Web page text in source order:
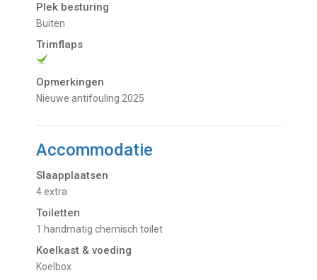
Plek besturing
Buiten
Trimflaps
Opmerkingen
Nieuwe antifouling 2025
Accommodatie
Slaapplaatsen
4 extra
Toiletten
1 handmatig chemisch toilet
Koelkast & voeding
koelbox